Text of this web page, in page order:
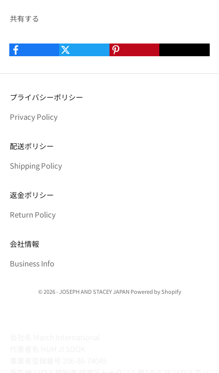
共有する
プライバシーポリシー
Privacy Policy
配送ポリシー
Shipping Policy
返金ポリシー
Return Policy
会社情報
Business Info
© 2026 - JOSEPH AND STACEY JAPAN Powered by Shopify